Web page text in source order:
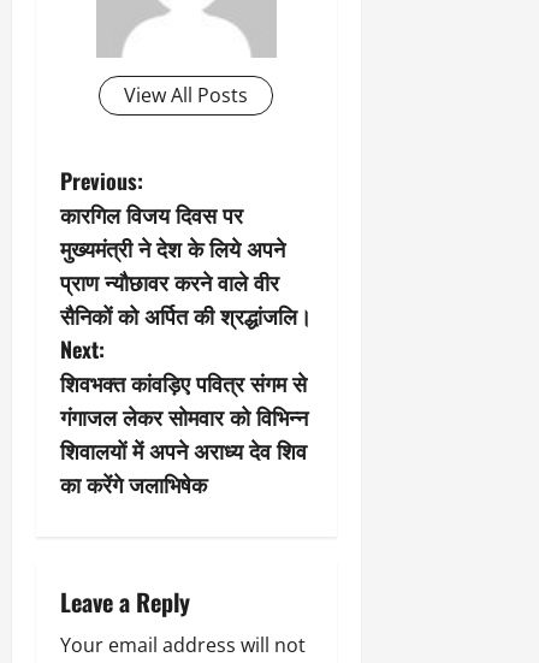
View All Posts
P
o
s
t
n
a
v
g
a
Previous:
कारगिल विजय दिवस पर
मुख्यमंत्री ने देश के लिये अपने
प्राण न्यौछावर करने वाले वीर
सैनिकों को अर्पित की श्रद्धांजलि।
Next:
शिवभक्त कांवड़िए पवित्र संगम से
गंगाजल लेकर सोमवार को विभिन्न
शिवालयों में अपने अराध्य देव शिव
का करेंगे जलाभिषेक
Leave a Reply
Your email address will not